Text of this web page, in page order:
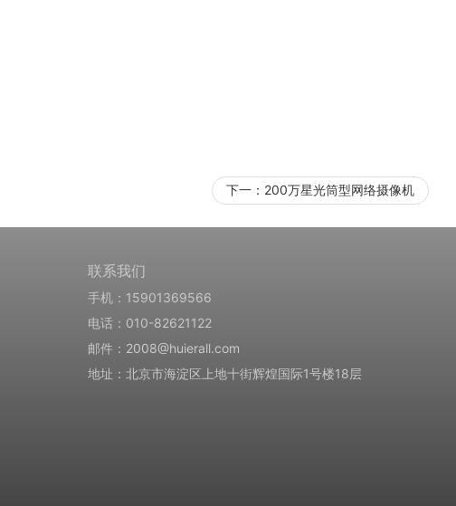
下一： 200万星光筒型网络摄像机
联系我们
手机：15901369566
电话：010-82621122
邮件：2008@huierall.com
地址：北京市海淀区上地十街辉煌国际1号楼18层